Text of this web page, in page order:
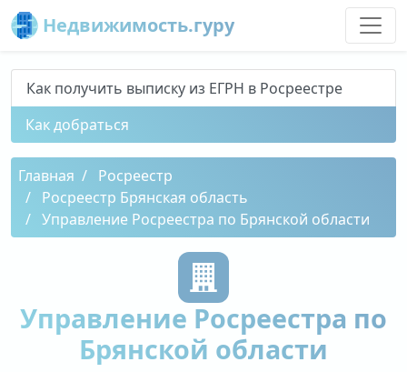
Недвижимость.гуру
Как получить выписку из ЕГРН в Росреестре
Как добраться
Главная
Росреестр
Росреестр Брянская область
Управление Росреестра по Брянской области
Управление Росреестра по
Брянской области